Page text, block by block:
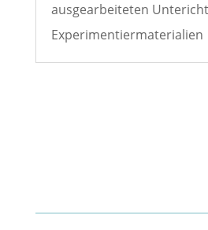
ausgearbeiteten
Experimentiermaterialien